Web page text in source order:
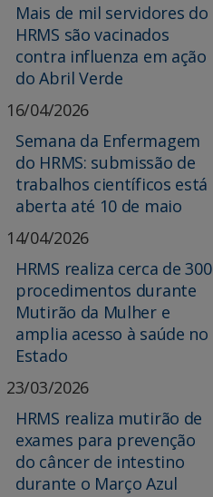
Mais de mil servidores do
HRMS são vacinados
contra influenza em ação
do Abril Verde
16/04/2026
Semana da Enfermagem
do HRMS: submissão de
trabalhos científicos está
aberta até 10 de maio
14/04/2026
HRMS realiza cerca de 300
procedimentos durante
Mutirão da Mulher e
amplia acesso à saúde no
Estado
23/03/2026
HRMS realiza mutirão de
exames para prevenção
do câncer de intestino
durante o Março Azul